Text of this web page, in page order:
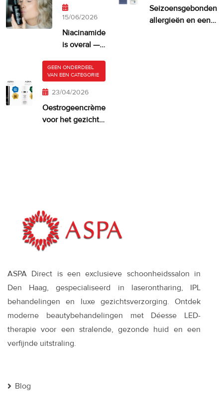
15/06/2026
Niacinamide
is overal —
je huid er
misschien
te veel van?
Seizoensgebonden
allergieën en een
GEEN ONDERDEEL
VAN EEN CATEGORIE
23/04/2026
Oestrogeencrème
voor het gezicht:
ASPA Direct is een exclusieve schoonheidssalon in
Den Haag, gespecialiseerd in laserontharing, IPL
behandelingen en luxe gezichtsverzorging. Ontdek
moderne beautybehandelingen met Déesse LED-
therapie voor een stralende, gezonde huid en een
verfijnde uitstraling.
Blog